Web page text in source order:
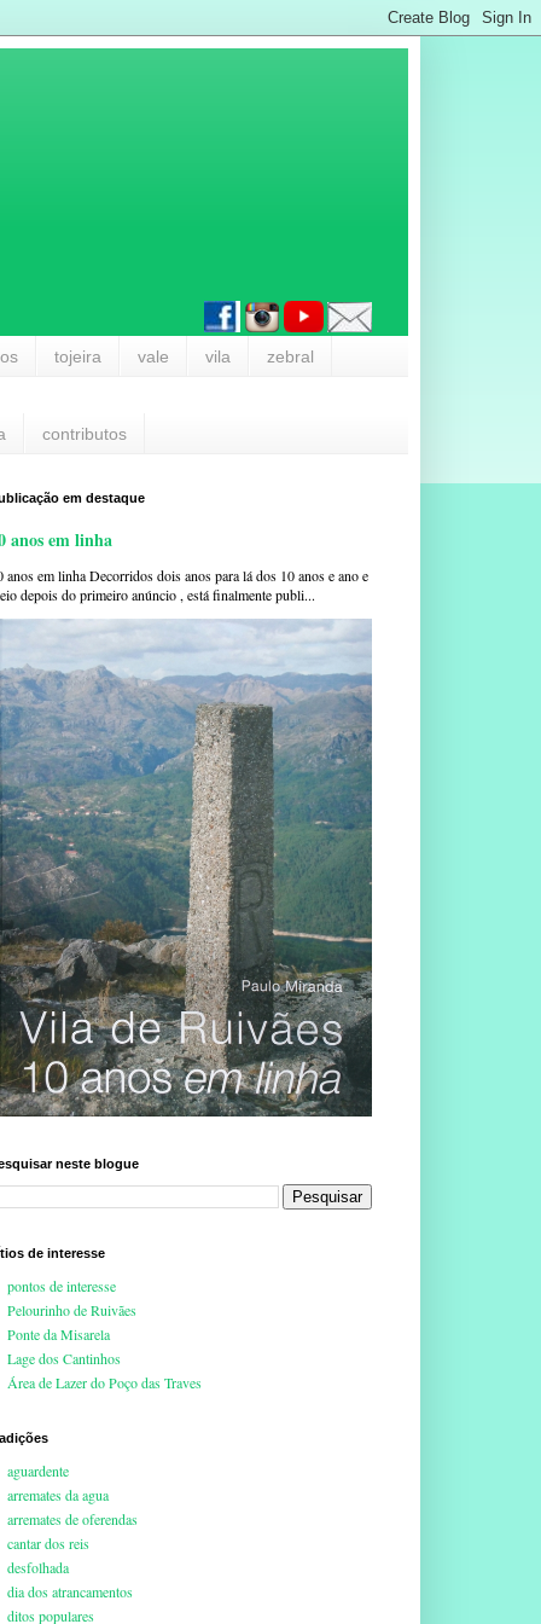
tojeira vale vila zebral
contributos
em destaque
anos em linha
anos em linha Decorridos dois anos para lá dos 10 anos e ano e
depois do primeiro anúncio , está finalmente publi...
neste blogue
de interesse
pontos de interesse
Pelourinho de Ruivães
Ponte da Misarela
Lage dos Cantinhos
Área de Lazer do Poço das Traves
aguardente
arremates da agua
arremates de oferendas
cantar dos reis
desfolhada
dia dos atrancamentos
ditos populares